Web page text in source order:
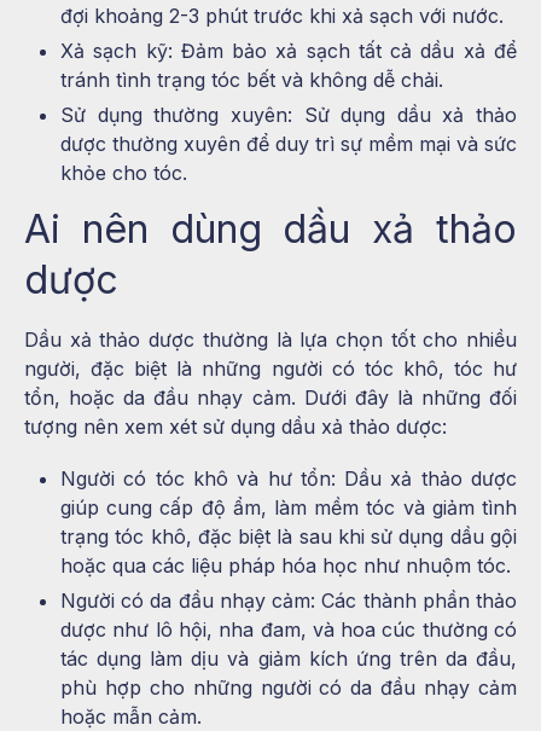
đợi khoảng 2-3 phút trước khi xả sạch với nước.
Xả sạch kỹ: Đảm bảo xả sạch tất cả dầu xả để
tránh tình trạng tóc bết và không dễ chải.
Sử dụng thường xuyên: Sử dụng dầu xả thảo
dược thường xuyên để duy trì sự mềm mại và sức
khỏe cho tóc.
Ai nên dùng dầu xả thảo
dược
Dầu xả thảo dược thường là lựa chọn tốt cho nhiều
người, đặc biệt là những người có tóc khô, tóc hư
tổn, hoặc da đầu nhạy cảm. Dưới đây là những đối
tượng nên xem xét sử dụng dầu xả thảo dược:
Người có tóc khô và hư tổn: Dầu xả thảo dược
giúp cung cấp độ ẩm, làm mềm tóc và giảm tình
trạng tóc khô, đặc biệt là sau khi sử dụng dầu gội
hoặc qua các liệu pháp hóa học như nhuộm tóc.
Người có da đầu nhạy cảm: Các thành phần thảo
dược như lô hội, nha đam, và hoa cúc thường có
tác dụng làm dịu và giảm kích ứng trên da đầu,
phù hợp cho những người có da đầu nhạy cảm
hoặc mẫn cảm.